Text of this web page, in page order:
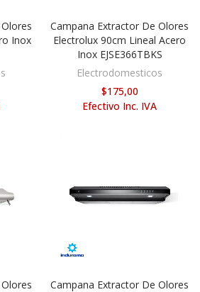
Inox
AÑADIR AL CARRITO
Campana Extractor De Olores
Electrolux 90cm Lineal Acero
Inox EJSE366TBKS
Electrodomesticos
$175,00
Efectivo Inc. IVA
AÑADIR AL CARRITO
Campana Extractor De Olores